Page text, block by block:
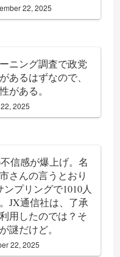
22, 2025
ニング調査で政党
あるはずなので、
がある。
2025
信感が爆上げ。名
さんの言うとおり
プリングで1010人
JX通信社は、了承
用したのでは？そ
謎だけど。
22, 2025